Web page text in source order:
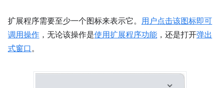
扩展程序需要至少一个图标来表示它。 用户点击该图标即可
调用操作 ，无论该操作是使用扩展程序功能 ，还是打开弹出
式窗口。